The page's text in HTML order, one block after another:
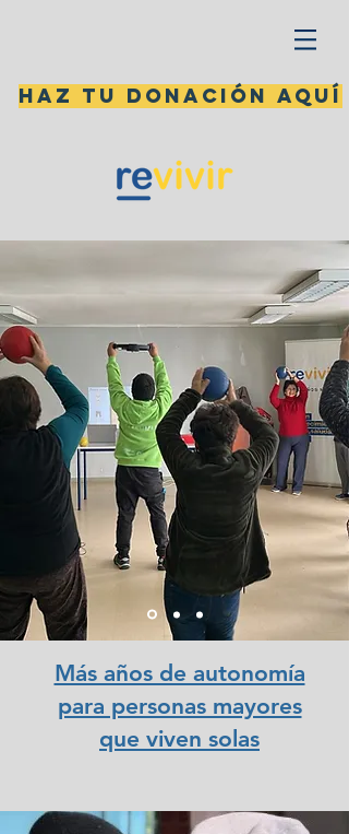
Haz tu donación aquí
Más años de autonomía
para personas mayores
que viven solas